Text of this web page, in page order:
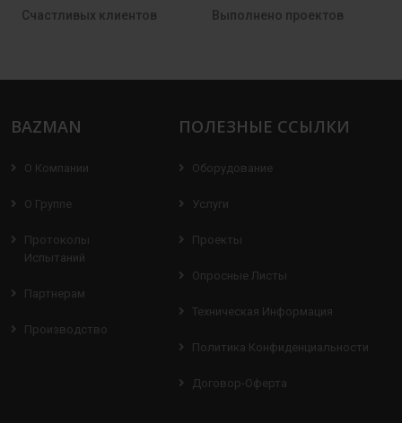
Счастливых клиентов Выполнено проектов
BAZMAN
О Компании
О Группе
Протоколы
Испытаний
Партнерам
Производство
ПОЛЕЗНЫЕ ССЫЛКИ
Оборудование
Услуги
Проекты
Опросные Листы
Техническая Информация
Политика Конфиденциальности
Договор-Оферта